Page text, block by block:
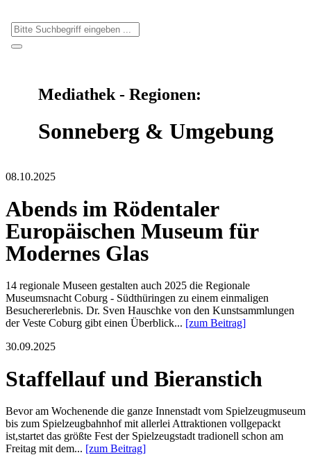
Mediathek - Regionen:
Sonneberg & Umgebung
08.10.2025
Abends im Rödentaler
Europäischen Museum für
Modernes Glas
14 regionale Museen gestalten auch 2025 die Regionale
Museumsnacht Coburg - Südthüringen zu einem einmaligen
Besuchererlebnis. Dr. Sven Hauschke von den Kunstsammlungen
der Veste Coburg gibt einen Überblick... [zum Beitrag]
30.09.2025
Staffellauf und Bieranstich
Bevor am Wochenende die ganze Innenstadt vom Spielzeugmuseum
bis zum Spielzeugbahnhof mit allerlei Attraktionen vollgepackt
ist,startet das größte Fest der Spielzeugstadt tradionell schon am
Freitag mit dem... [zum Beitrag]